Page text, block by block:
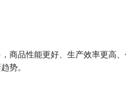
商品性能更好、生产效率更
势。